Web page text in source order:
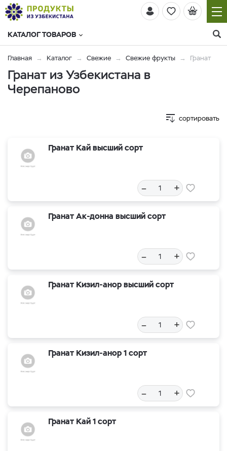
КАТАЛОГ ТОВАРОВ
Главная Каталог Свежие Свежие фрукты Гранат
Гранат из Узбекистана в
Черепаново
сортировать
Гранат Кай высший сорт
– +
Гранат Ак-донна высший сорт
– +
Гранат Кизил-анор высший сорт
– +
Гранат Кизил-анор 1 сорт
– +
Гранат Кай 1 сорт